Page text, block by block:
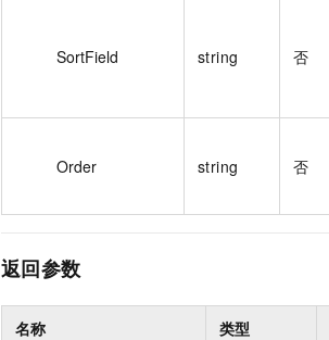
SortField string 否
Order string 否
返回参数
名称 类型